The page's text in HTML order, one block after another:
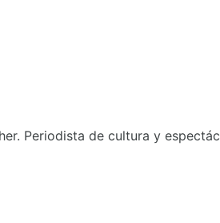
Periodista de cultura y